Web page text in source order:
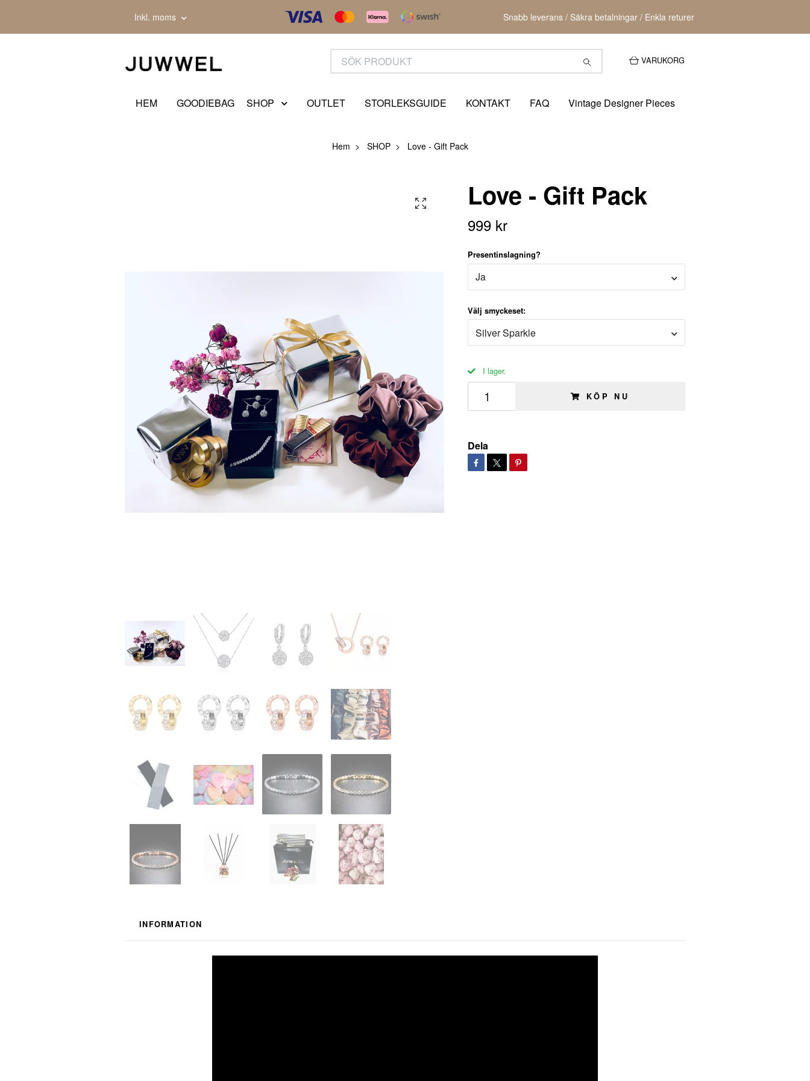
Inkl. moms Snabb leverans / Säkra betalningar / Enkla returer
VARUKORG
HEM GOODIEBAG SHOP OUTLET STORLEKSGUIDE KONTAKT FAQ Vintage Designer Pieces
Hem SHOP Love - Gift Pack
Love - Gift Pack
999 kr
Presentinslagning?
Ja
Välj smyckeset:
Silver Sparkle
I lager.
KÖP NU
Dela
INFORMATION